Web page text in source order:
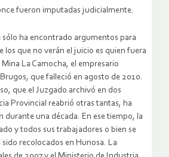
fueron imputadas judicialmente.
sólo ha encontrado argumentos para
los que no verán el juicio es quien fuera
La Camocha, el empresario
que falleció en agosto de 2010.
que el Juzgado archivó en dos
Provincial reabrió otras tantas, ha
durante una década. En ese tiempo, la
y todos sus trabajadores o bien se
recolocados en Hunosa. La